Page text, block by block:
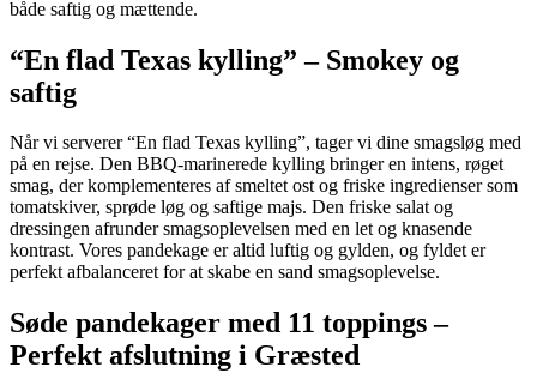
både saftig og mættende.
“En flad Texas kylling” – Smokey og
saftig
Når vi serverer “En flad Texas kylling”, tager vi dine smagsløg med
på en rejse. Den BBQ-marinerede kylling bringer en intens, røget
smag, der komplementeres af smeltet ost og friske ingredienser som
tomatskiver, sprøde løg og saftige majs. Den friske salat og
dressingen afrunder smagsoplevelsen med en let og knasende
kontrast. Vores pandekage er altid luftig og gylden, og fyldet er
perfekt afbalanceret for at skabe en sand smagsoplevelse.
Søde pandekager med 11 toppings –
Perfekt afslutning i Græsted